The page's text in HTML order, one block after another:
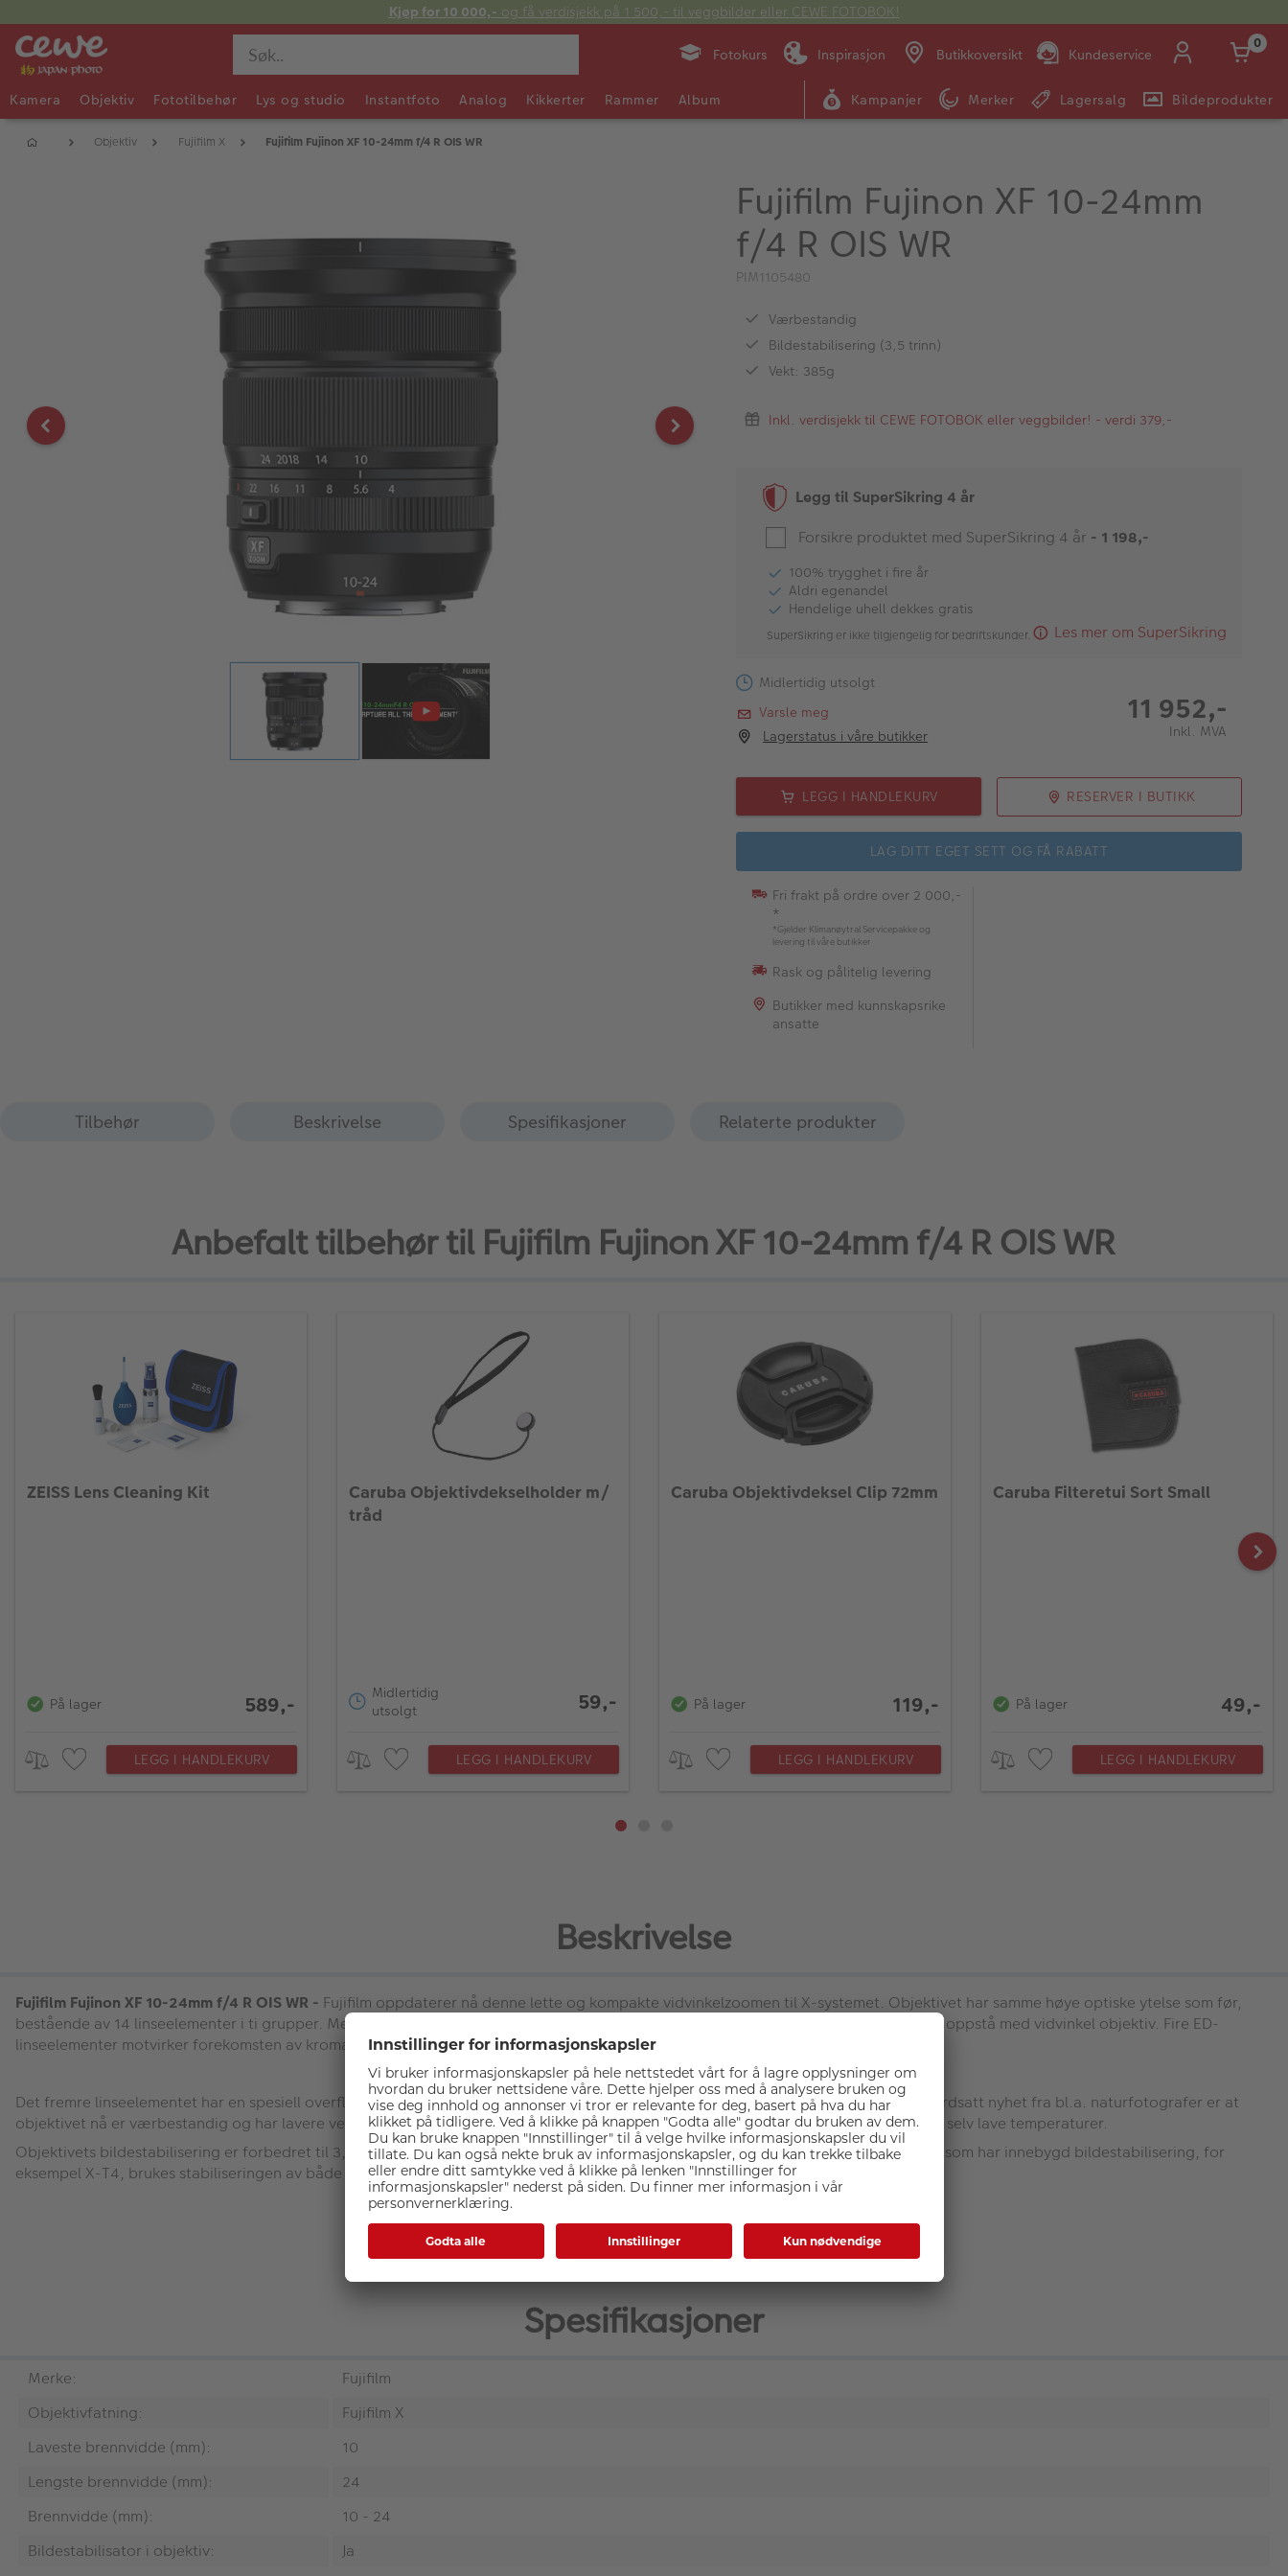
Kjøp for 10 000,- og få verdisjekk på 1 500,- til veggbilder eller CEWE FOTOBOK!
Fotokurs Inspirasjon Butikkoversikt Kundeservice
Man -
09:00 -
14:00 -
0
Kamera Objektiv Fototilbehør Lys og studio Instantfoto Analog Kikkerter Rammer Album Kampanjer Merker Lagersalg Bildeprodukter
Objektiv Fujifilm X Fujifilm Fujinon XF 10-24mm f/4 R OIS WR
Fujifilm Fujinon XF 10-24mm
f/4 R OIS WR
PIM1105480
Værbestandig
Bildestabilisering (3,5 trinn)
Vekt: 385g
Inkl. verdisjekk til CEWE FOTOBOK eller veggbilder! - verdi 379,-
Legg til SuperSikring 4 år
Forsikre produktet med SuperSikring 4 år - 1 198,-
100% trygghet i fire år
Aldri egenandel
Hendelige uhell dekkes gratis
SuperSikring er ikke tilgjengelig for bedriftskunder. Les mer om SuperSikring
Midlertidig utsolgt
Varsle meg
Lagerstatus i våre butikker
11 952,-
Inkl. MVA
LEGG I HANDLEKURV RESERVER I BUTIKK
LAG DITT EGET SETT OG FÅ RABATT
Fri frakt på ordre over 2 000,-
*
*Gjelder Klimanøytral Servicepakke og
levering til våre butikker
Rask og pålitelig levering
Butikker med kunnskapsrike
ansatte
Tilbehør Beskrivelse Spesifikasjoner Relaterte produkter
Anbefalt tilbehør til Fujifilm Fujinon XF 10-24mm f/4 R OIS WR
ZEISS Lens Cleaning Kit
På lager 589,-
LEGG I HANDLEKURV
Caruba Objektivdekselholder m/
tråd
Midlertidig
utsolgt
59,-
LEGG I HANDLEKURV
Caruba Objektivdeksel Clip 72mm
På lager 119,-
LEGG I HANDLEKURV
Caruba Filteretui Sort Small
På lager 49,-
LEGG I HANDLEKURV
Beskrivelse
Fujifilm Fujinon XF 10-24mm f/4 R OIS WR - Fujifilm oppdaterer nå denne lette og kompakte vidvinkelzoomen til X-systemet. Objektivet har samme høye optiske ytelse som før,
bestående av 14 linseelementer i ti grupper. Med fire asfæriske linseelementer motvirkes forekomst av buede linjer, noe som lett kan oppstå med vidvinkel objektiv. Fire ED-
linseelementer motvirker forekomsten av kromatisk aberrasjon og øker skarpheten mot kantene på bildet.
Det fremre linseelementet har en spesiell overflatebehandling for å gi maksimal klarhet og redusere utseendet på refleksjoner. En verdsatt nyhet fra bl.a. naturfotografer er at
objektivet nå er værbestandig og har lavere vekt. Objektivet har flere gummipakninger som står i mot støv, smuss, fuktighet og tåler selv lave temperaturer.
Objektivets bildestabilisering er forbedret til 3,5 trinn takket være en nyutviklet gyro. Hvis objektivet brukes sammen med et kamera som har innebygd bildestabilisering, for
eksempel X-T4, brukes stabiliseringen av både kameraet og objektivet og gir deretter 6,5-trinns stabilisering.
Spesifikasjoner
Merke:
Fujifilm
Objektivfatning:
Fujifilm X
Laveste brennvidde (mm):
10
Lengste brennvidde (mm):
24
Brennvidde (mm):
10 - 24
Bildestabilisator i objektiv:
Ja